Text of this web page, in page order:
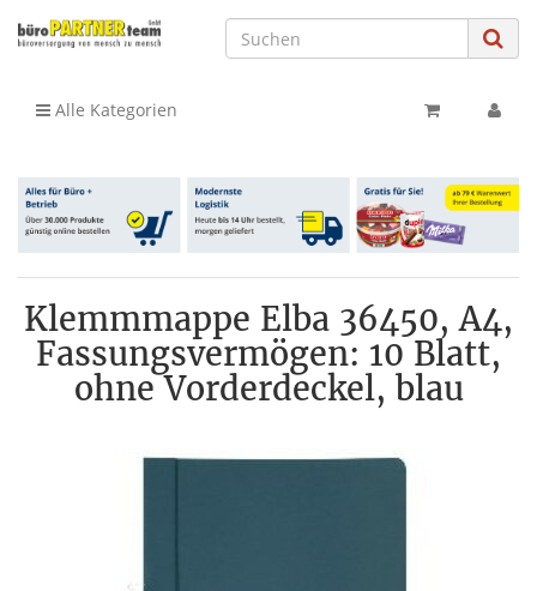
Alle Kategorien
Klemmmappe Elba 36450, A4,
Fassungsvermögen: 10 Blatt,
ohne Vorderdeckel, blau